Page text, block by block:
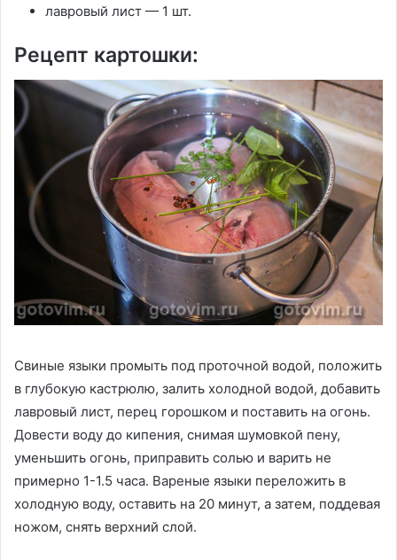
лавровый лист — 1 шт.
Рецепт картошки:
Свиные языки промыть под проточной водой, положить
в глубокую кастрюлю, залить холодной водой, добавить
лавровый лист, перец горошком и поставить на огонь.
Довести воду до кипения, снимая шумовкой пену,
уменьшить огонь, приправить солью и варить не
примерно 1-1.5 часа. Вареные языки переложить в
холодную воду, оставить на 20 минут, а затем, поддевая
ножом, снять верхний слой.